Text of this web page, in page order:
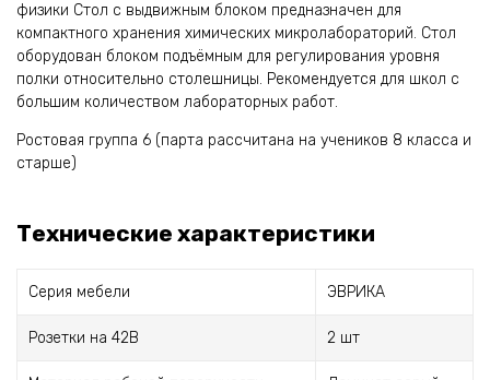
физики Стол с выдвижным блоком предназначен для
компактного хранения химических микролабораторий. Стол
оборудован блоком подъёмным для регулирования уровня
полки относительно столешницы. Рекомендуется для школ с
большим количеством лабораторных работ.
Ростовая группа 6 (парта рассчитана на учеников 8 класса и
старше)
Технические характеристики
Серия мебели ЭВРИКА
Розетки на 42В 2 шт